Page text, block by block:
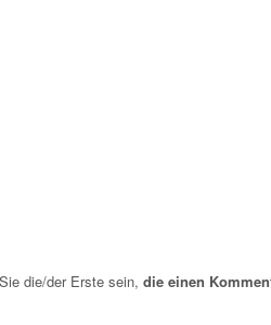
die/der Erste sein, die einen